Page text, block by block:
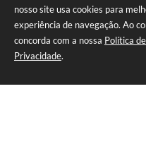
nosso site usa cookies para
experiência de navegação. Ao
concorda com a nossa Política
Privacidade.